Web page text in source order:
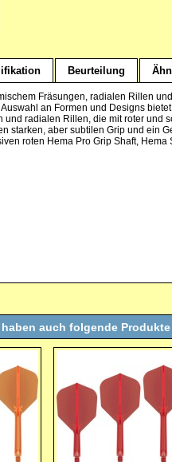
Beurteilung
Fräsungen, radialen Rillen
an Formen und Designs
radialen Rillen, die mit roter und
starken, aber subtilen Grip und ein
roten Hema Pro Grip Shaft, Hema
auch folgende